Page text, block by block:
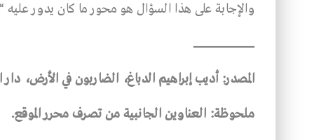
والإجابة على هذا السؤال هو محور ما كان يدور عليه
ـــــــــــــــــــــــــــــــــــــــــــــــــــــــــــــــــــــــــــــــــــــــ
المصدر: أديب إبراهيم الدباغ، الضاربون في الأرض، دار النيل
ملحوظة: العناوين الجانبية من تصرف محرر الموقع.